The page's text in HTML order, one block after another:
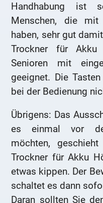
Handhabung ist
Menschen, die
haben, sehr gut
Trockner für
Senioren mit
geeignet. Die
bei der Bedienung
Übrigens: Das
es einmal vor
möchten,
Trockner für Akku
etwas kippen. Der
schaltet es dann
Daran sollten Sie